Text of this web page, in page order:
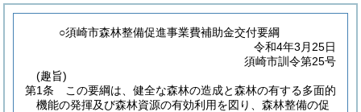
○須崎市森林整備促進事業費補助金交付要綱
令和4年3月25日
須崎市訓令第25号
(趣旨)
第1条
この要綱は、健全な森林の造成と森林の有する多面的
機能の発揮及び森林資源の有効利用を図り、森林整備の促